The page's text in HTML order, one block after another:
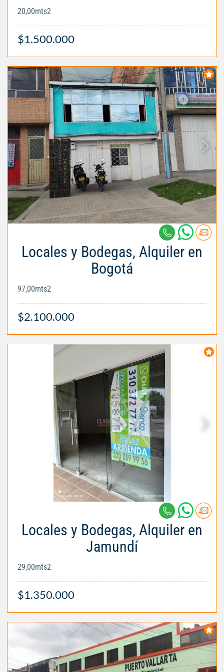
20,00mts2
$1.500.000
Locales y Bodegas, Alquiler en
Bogotá
97,00mts2
$2.100.000
Locales y Bodegas, Alquiler en
Jamundí
29,00mts2
$1.350.000